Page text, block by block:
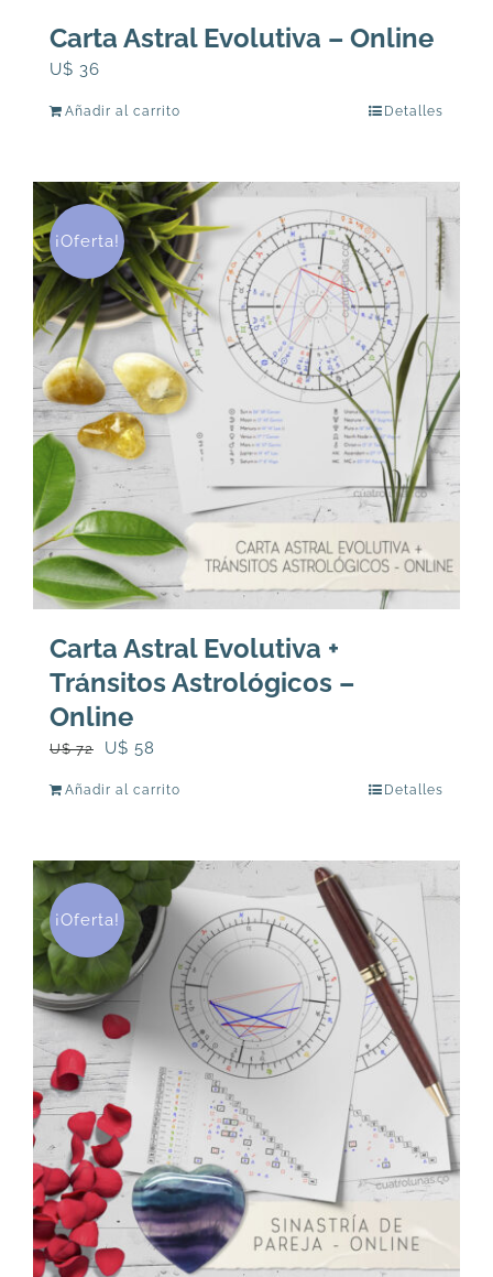
Carta Astral Evolutiva – Online
U$ 36
Añadir al carrito Detalles
¡Oferta!
Carta Astral Evolutiva +
Tránsitos Astrológicos –
Online
U$72
El
U$
72.
U$ 58
U$
58.
Añadir al carrito Detalles
¡Oferta!